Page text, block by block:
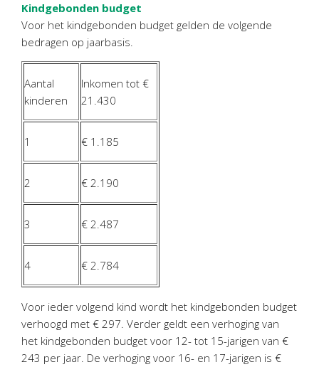
Visionplanner – Rapportage
Klantenportaal – Online dossiers
Nextens-Accorderen aangiften
Kindgebonden budget
Voor het kindgebonden budget gelden de volgende
bedragen op jaarbasis.
Aantal
kinderen
Inkomen tot €
21.430
1 € 1.185
2 € 2.190
3 € 2.487
4 € 2.784
Voor ieder volgend kind wordt het kindgebonden budget
verhoogd met € 297. Verder geldt een verhoging van
het kindgebonden budget voor 12- tot 15-jarigen van €
243 per jaar. De verhoging voor 16- en 17-jarigen is €